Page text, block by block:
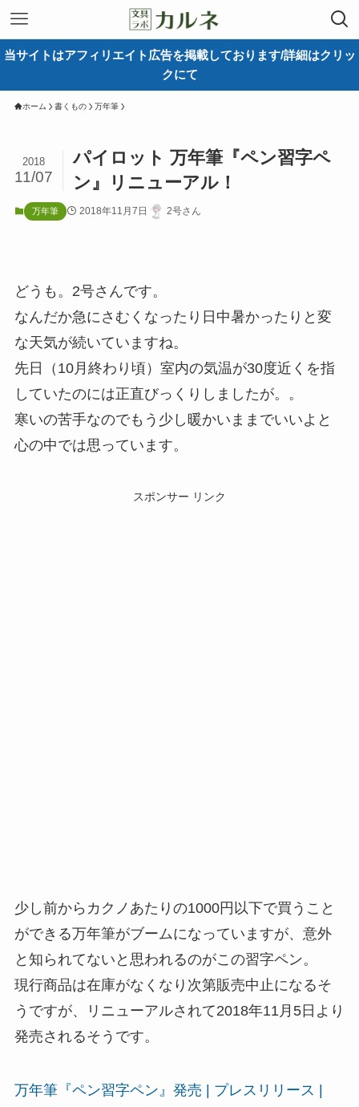
当サイトはアフィリエイト広告を掲載しております/詳細はクリッ
クにて
ホーム 書くもの 万年筆
パイロット 万年筆『ペン習字ペ
ン』リニューアル！
2018
11/07
万年筆 2018年11月7日 2号さん
どうも。2号さんです。
なんだか急にさむくなったり日中暑かったりと変
な天気が続いていますね。
先日（10月終わり頃）室内の気温が30度近くを指
していたのには正直びっくりしましたが。。
寒いの苦手なのでもう少し暖かいままでいいよと
心の中では思っています。
スポンサー リンク
少し前からカクノあたりの1000円以下で買うこと
ができる万年筆がブームになっていますが、意外
と知られてないと思われるのがこの習字ペン。
現行商品は在庫がなくなり次第販売中止になるそ
うですが、リニューアルされて2018年11月5日より
発売されるそうです。
万年筆『ペン習字ペン』発売 | プレスリリース |